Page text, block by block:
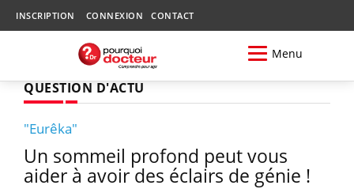
INSCRIPTION CONNEXION CONTACT
Menu
QUESTION D'ACTU
"Eurêka"
Un sommeil profond peut vous
aider à avoir des éclairs de génie !